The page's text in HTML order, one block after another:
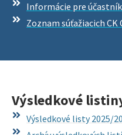
Informácie pre
Zoznam súťažiacich CK
Výsledkové
Výsledkové listy 2025/